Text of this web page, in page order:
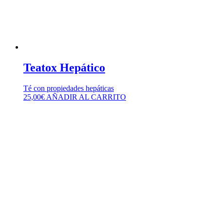
Teatox Hepático
Té con propiedades hepáticas
25,00€ AÑADIR AL CARRITO